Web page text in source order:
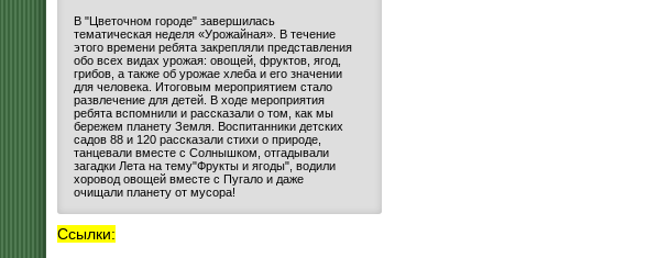
В "Цветочном городе" завершилась
тематическая неделя «Урожайная». В течение
этого времени ребята закрепляли представления
обо всех видах урожая: овощей, фруктов, ягод,
грибов, а также об урожае хлеба и его значении
для человека. Итоговым мероприятием стало
развлечение для детей. В ходе мероприятия
ребята вспомнили и рассказали о том, как мы
бережем планету Земля. Воспитанники детских
садов 88 и 120 рассказали стихи о природе,
танцевали вместе с Солнышком, отгадывали
загадки Лета на тему"Фрукты и ягоды", водили
хоровод овощей вместе с Пугало и даже
очищали планету от мусора!
Ссылки: